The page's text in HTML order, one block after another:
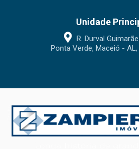
Unidade
R. Durval
Ponta Verde, Maceió -